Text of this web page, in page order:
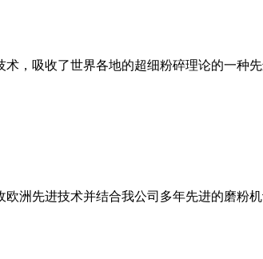
，吸收了世界各地的超细粉碎理论的一种
洲先进技术并结合我公司多年先进的磨粉